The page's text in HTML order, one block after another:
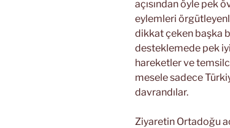
açısından öyle pek
eylemleri
dikkat çeken başka
desteklemede pek
hareketler ve
mesele sadece
davrandılar.
Ziyaretin Ortadoğu